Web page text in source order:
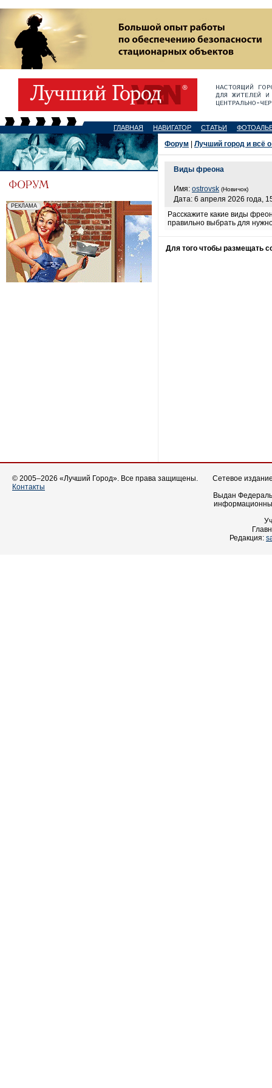
ГЛАВНАЯ НАВИГАТОР СТАТЬИ
Форум Лучший город и всё
Виды фреона
Имя: ostrovsk (Новичок)
Дата: 6 апреля 2026 года,
Расскажите какие виды
правильно выбрать для
Для того чтобы размещать
© 2005–2026 «Лучший Город». Все права защищены.
Контакты
Сетевое
Выдан
Редакция: